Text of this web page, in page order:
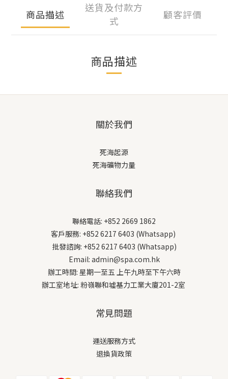
商品描述
送貨及付款方
式
顧客評價
商品描述
關於我們
死海起源
死海礦物力量
聯絡我們
聯絡電話: +852 2669 1862
客戶服務: +852 6217 6403 (Whatsapp)
批發諮詢: +852 6217 6403 (Whatsapp)
Email: admin@spa.com.hk
辦工時間: 星期一至五 上午九時至下午六時
辦工室地址: 粉嶺聯和墟基力工業大廈201-2室
常見問題
運送服務方式
退換貨政策